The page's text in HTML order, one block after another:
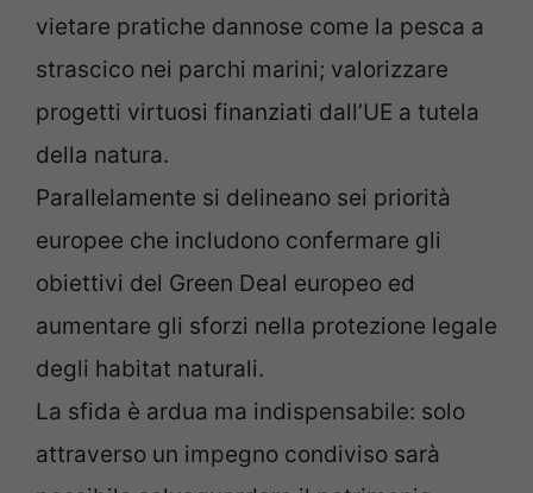
vietare pratiche dannose come la pesca a
strascico nei parchi marini; valorizzare
progetti virtuosi finanziati dall’UE a tutela
della natura.
Parallelamente si delineano sei priorità
europee che includono confermare gli
obiettivi del Green Deal europeo ed
aumentare gli sforzi nella protezione legale
degli habitat naturali.
La sfida è ardua ma indispensabile: solo
attraverso un impegno condiviso sarà